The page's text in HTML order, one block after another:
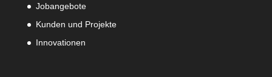
Jobangebote
Kunden und Projekte
Innovationen